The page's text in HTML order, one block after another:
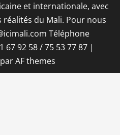
et internationale, avec
du Mali. Pour nous
Téléphone
67 92 58 / 75 53 77 87 |
par AF themes